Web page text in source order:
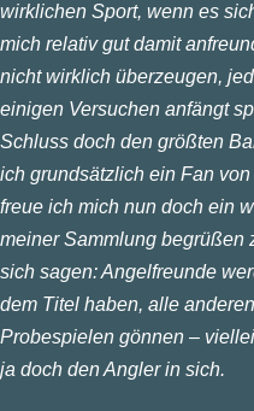
wirklichen Sport, wenn es
mich relativ gut damit
nicht wirklich überzeugen,
einigen Versuchen anfängt
Schluss doch den größten
ich grundsätzlich ein Fan
freue ich mich nun doch ein
meiner Sammlung begrüßen
sich sagen: Angelfreunde
dem Titel haben, alle
Probespielen gönnen –
ja doch den Angler in sich.